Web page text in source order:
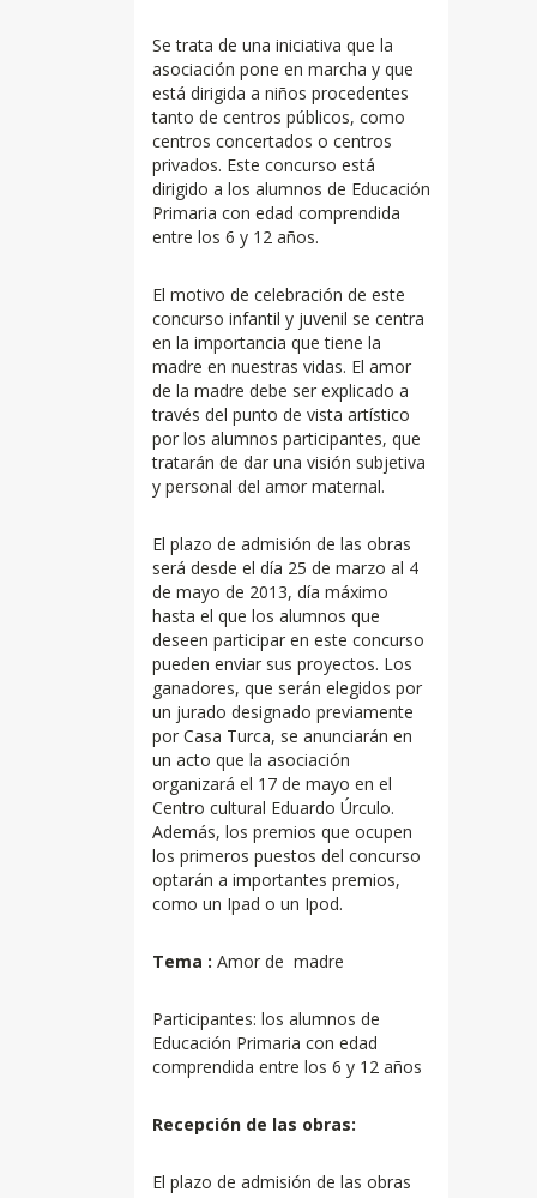
Se trata de una iniciativa que la
asociación pone en marcha y que
está dirigida a niños procedentes
tanto de centros públicos, como
centros concertados o centros
privados. Este concurso está
dirigido a los alumnos de Educación
Primaria con edad comprendida
entre los 6 y 12 años.
El motivo de celebración de este
concurso infantil y juvenil se centra
en la importancia que tiene la
madre en nuestras vidas. El amor
de la madre debe ser explicado a
través del punto de vista artístico
por los alumnos participantes, que
tratarán de dar una visión subjetiva
y personal del amor maternal.
El plazo de admisión de las obras
será desde el día 25 de marzo al 4
de mayo de 2013, día máximo
hasta el que los alumnos que
deseen participar en este concurso
pueden enviar sus proyectos. Los
ganadores, que serán elegidos por
un jurado designado previamente
por Casa Turca, se anunciarán en
un acto que la asociación
organizará el 17 de mayo en el
Centro cultural Eduardo Úrculo.
Además, los premios que ocupen
los primeros puestos del concurso
optarán a importantes premios,
como un Ipad o un Ipod.
Tema : Amor de madre
Participantes: los alumnos de
Educación Primaria con edad
comprendida entre los 6 y 12 años
Recepción de las obras:
El plazo de admisión de las obras